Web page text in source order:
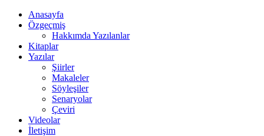
Anasayfa
Özgeçmiş
Hakkımda Yazılanlar
Kitaplar
Yazılar
Şiirler
Makaleler
Söyleşiler
Senaryolar
Çeviri
Videolar
İletişim